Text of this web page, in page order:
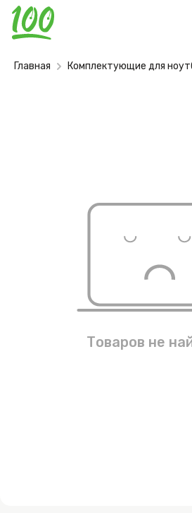
Главная Комплектующие для
Товаров не